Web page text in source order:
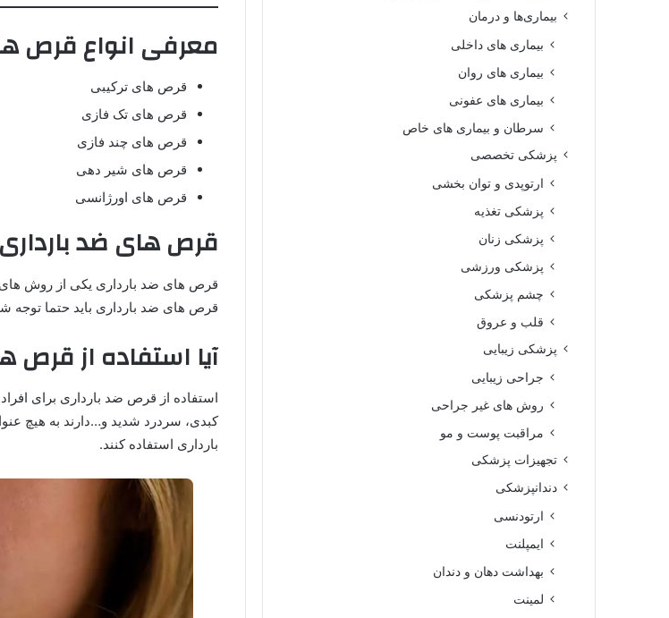
معرفی انواع قرص
قرص های ترکیبی
قرص های تک فازی
قرص های چند فازی
قرص های شیر دهی
قرص های اورژانسی
قرص های ضد
قرص های ضد بارداری یکی از روش های
قرص های ضد بارداری باید حتما
آیا استفاده از
استفاده از قرص ضد بارداری برای
کبدی، سردرد شدید و…دارند به هیچ
بارداری استفاده کنند.
بیماری‌ها و درمان
بیماری های داخلی
بیماری های روان‌
بیماری های عفونی
سرطان و بیماری های خاص
پزشکی تخصصی
ارتوپدی و توان بخشی
پزشکی تغذیه
پزشکی زنان
پزشکی ورزشی
چشم پزشکی
قلب و عروق
پزشکی زیبایی
جراحی زیبایی
روش های غیر جراحی
مراقبت پوست و مو
تجهیزات پزشکی
دندانپزشکی
ارتودنسی
ایمپلنت
بهداشت دهان و دندان
لمینت